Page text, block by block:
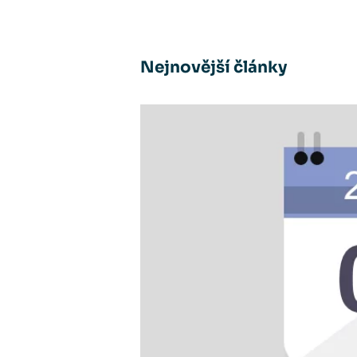
Nejnovější články